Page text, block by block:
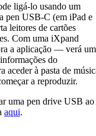
ligá-lo usando um
pen USB-C (em iPad e
leitores de cartões
Com uma iXpand
a aplicação — verá
do
aceder à pasta de
a reproduzir.
uma pen drive USB ao
aqui.